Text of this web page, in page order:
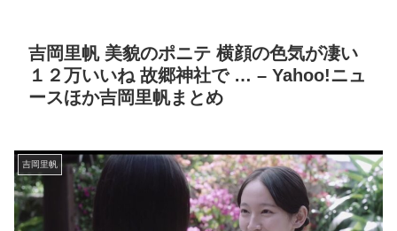
吉岡里帆 美貌のポニテ 横顔の色気が凄い
１２万いいね 故郷神社で … – Yahoo!ニュ
ースほか吉岡里帆まとめ
吉岡里帆